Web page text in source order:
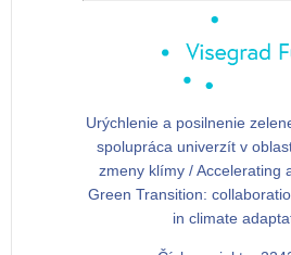
Urýchlenie a posilnenie
spolupráca univerzít v
zmeny klímy / Accelerating
Green Transition:
in climate